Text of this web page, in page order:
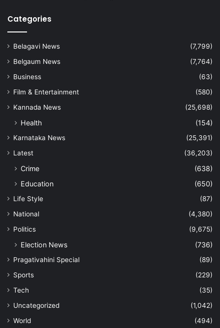
Categories
Belagavi News
(7,799)
Belgaum News
(7,764)
Business
(63)
Film & Entertainment
(580)
Kannada News
(25,698)
Health (154)
Karnataka News
(25,391)
Latest
(36,203)
Crime
(638)
Education
(650)
Life Style
(87)
National
(4,380)
Politics
(9,675)
Election News (736)
Pragativahini Special
(89)
Sports
(229)
Tech
(35)
Uncategorized
(1,042)
World
(494)